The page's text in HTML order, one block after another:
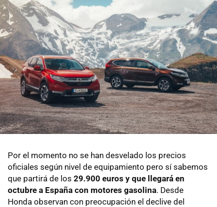
Por el momento no se han desvelado los precios
oficiales según nivel de equipamiento pero sí sabemos
que partirá de los 29.900 euros y que llegará en
octubre a España con motores gasolina. Desde
Honda observan con preocupación el declive del